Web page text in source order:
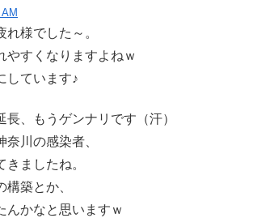
様でした～。
やすくなりますよねｗ
しています♪
長、もうゲンナリです（汗）
川の感染者、
ましたね。
築とか、
んかなと思いますｗ